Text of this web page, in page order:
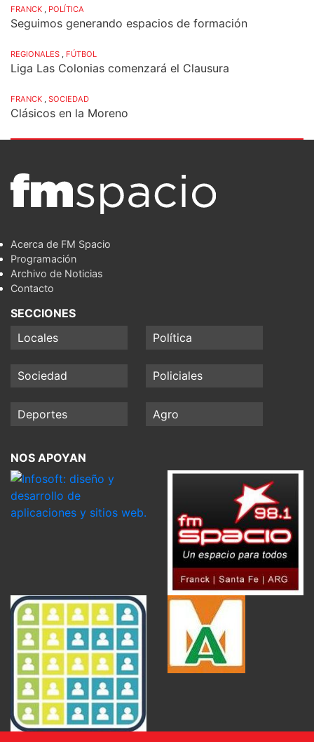
FRANCK , POLÍTICA
Seguimos generando espacios de formación
REGIONALES , FÚTBOL
Liga Las Colonias comenzará el Clausura
FRANCK , SOCIEDAD
Clásicos en la Moreno
Acerca de FM Spacio
Programación
Archivo de Noticias
Contacto
SECCIONES
Locales
Política
Sociedad Policiales
Deportes Agro
NOS APOYAN